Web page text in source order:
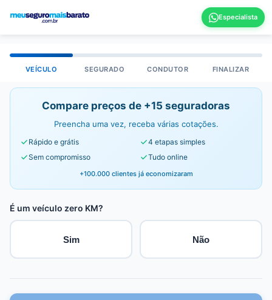
VEÍCULO SEGURADO CONDUTOR FINALIZAR
Compare preços de +15 seguradoras
Preencha uma vez, receba várias cotações.
Rápido e grátis
4 etapas simples
Sem compromisso
Tudo online
+100.000 clientes já economizaram
É um veículo zero KM?
Sim Não